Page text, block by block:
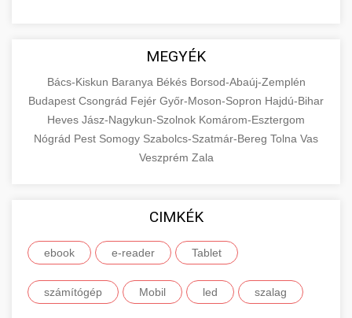
MEGYÉK
Bács-Kiskun Baranya Békés Borsod-Abaúj-Zemplén
Budapest Csongrád Fejér Győr-Moson-Sopron Hajdú-Bihar
Heves Jász-Nagykun-Szolnok Komárom-Esztergom
Nógrád Pest Somogy Szabolcs-Szatmár-Bereg Tolna Vas
Veszprém Zala
CIMKÉK
ebook e-reader Tablet
számítógép Mobil led szalag